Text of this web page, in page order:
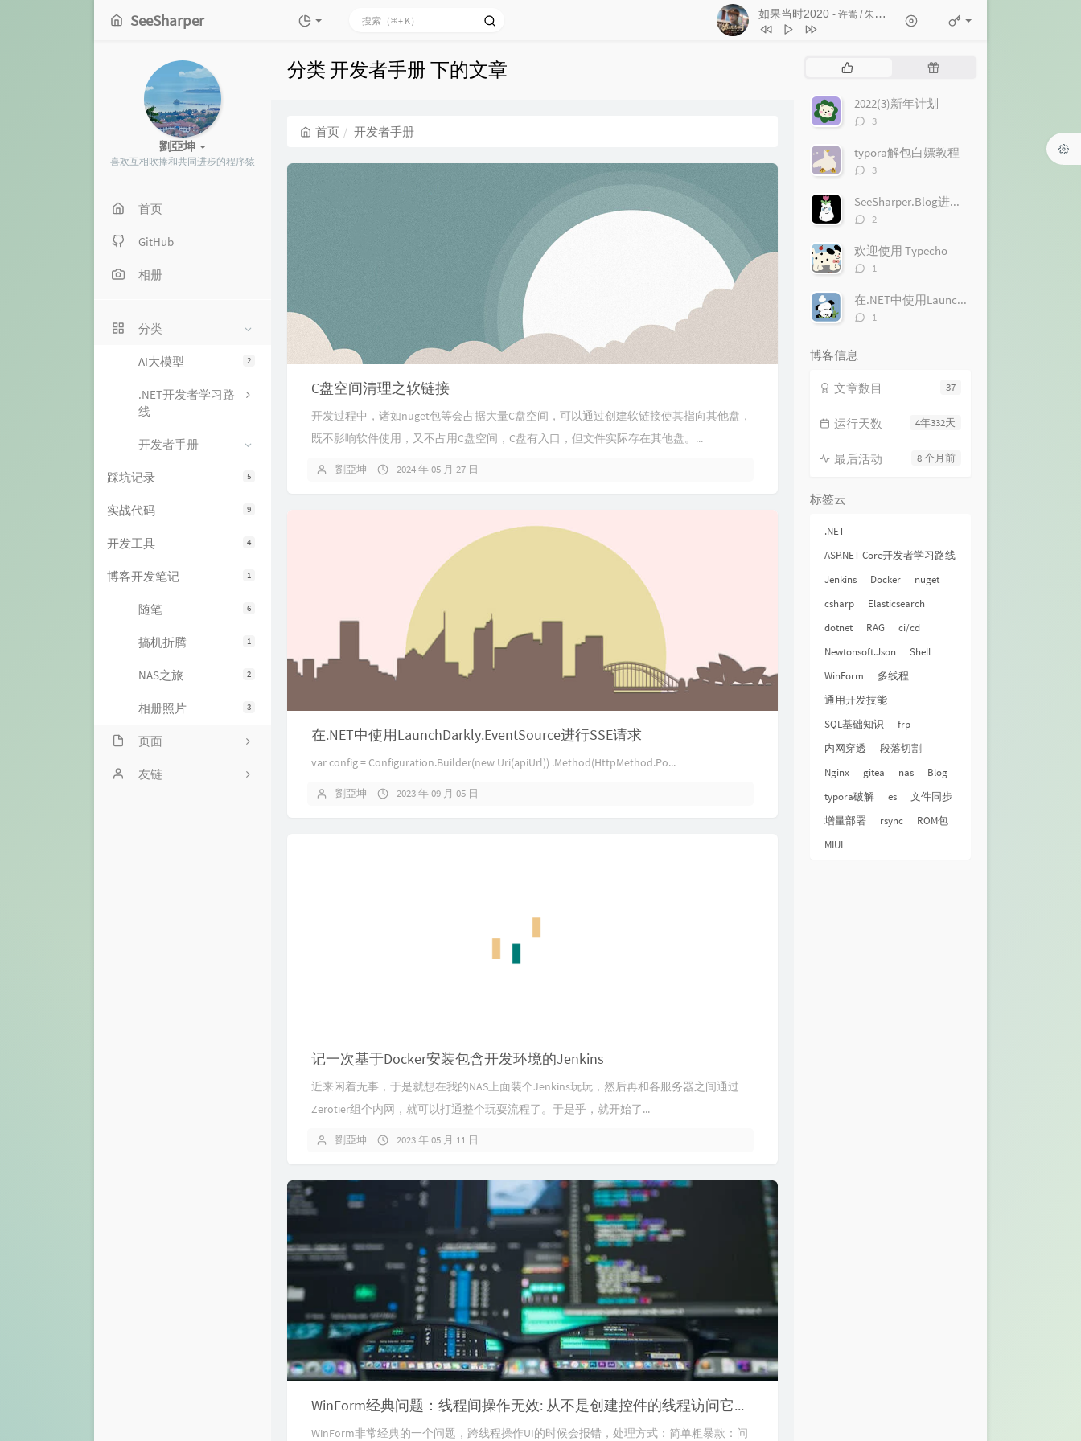
SeeSharper 如果当时2020 - 许嵩 / 朱婷婷
1
白马非马 许嵩
欢子
得到你的人却得不到你的心 欢子
徐良 / Britneylee小暖
徐良
客官不可以 徐良 / 小凌
劉亞坤
喜欢互相吹捧和共同进步的程序猿
首页
GitHub
相册
分类
2
AI大模型
.NET开发者学习路
线
开发者手册
5
踩坑记录
9
实战代码
4
开发工具
1
博客开发笔记
6
随笔
1
搞机折腾
2
NAS之旅
3
相册照片
页面
文章归档
友链
分类 开发者手册 下的文章
首页 开发者手册
C盘空间清理之软链接
开发过程中，诸如nuget包等会占据大量C盘空间，可以通过创建软链接使其指向其他盘，
既不影响软件使用，又不占用C盘空间，C盘有入口，但文件实际存在其他盘。...
劉亞坤 2024 年 05 月 27 日
在.NET中使用LaunchDarkly.EventSource进行SSE请求
var config = Configuration.Builder(new Uri(apiUrl)) .Method(HttpMethod.Po...
劉亞坤 2023 年 09 月 05 日
记一次基于Docker安装包含开发环境的Jenkins
近来闲着无事，于是就想在我的NAS上面装个Jenkins玩玩，然后再和各服务器之间通过
Zerotier组个内网，就可以打通整个玩耍流程了。于是乎，就开始了...
劉亞坤 2023 年 05 月 11 日
WinForm经典问题：线程间操作无效: 从不是创建控件的线程访问它（包括富文本组件使用）
WinForm非常经典的一个问题，跨线程操作UI的时候会报错，处理方式：简单粗暴款：问
文
章
随
2022(3)新年计划
评
数：
3
typora解包白嫖教程
评
数：
3
SeeSharper.Blog进度一览
评
数：
2
欢迎使用 Typecho
评
数：
1
在.NET中使用LaunchDarkly.EventSource进行SSE请求
评1
博客信息
37
文章数目
4年332天
运行天数
8 个月前
最后活动
标签云
.NET
ASP.NET Core开发者学习路线
Jenkins
Docker
nuget
csharp
Elasticsearch
dotnet
RAG
ci/cd
Newtonsoft.Json
Shell
WinForm
多线程
通用开发技能
SQL基础知识
frp
内网穿透
段落切割
Nginx
gitea nas
Blog
typora破解
es
文件同步
增量部署
rsync
ROM包
MIUI